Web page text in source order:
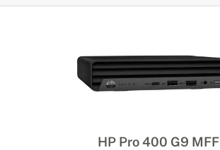
HP Pro 400 G9 MFF